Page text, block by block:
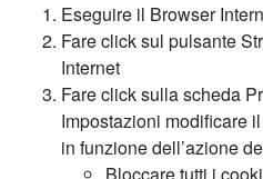
Eseguire il Browser
Fare click sul pulsante
Internet
Fare click sulla scheda
Impostazioni modificare
in funzione dell’azione